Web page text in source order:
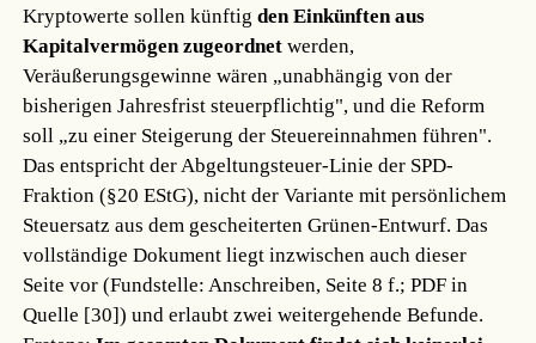
Kryptowerte sollen künftigden Einkünften aus
Kapitalvermögen zugeordnet werden,
Veräußerungsgewinne wären „unabhängig von der
bisherigen Jahresfrist steuerpflichtig", und die Reform
soll „zu einer Steigerung der Steuereinnahmen führen".
Das entspricht der Abgeltungsteuer-Linie der SPD-
Fraktion (§20 EStG), nicht der Variante mit persönlichem
Steuersatz aus dem gescheiterten Grünen-Entwurf. Das
vollständige Dokument liegt inzwischen auch dieser
Seite vor (Fundstelle: Anschreiben, Seite 8 f.; PDF in
Quelle [30]) und erlaubt zwei weitergehende Befunde.